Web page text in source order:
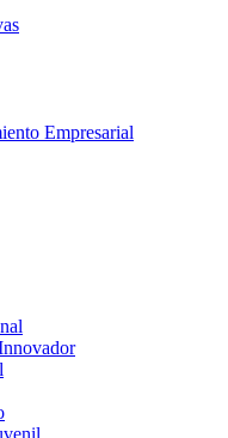
Empresarial